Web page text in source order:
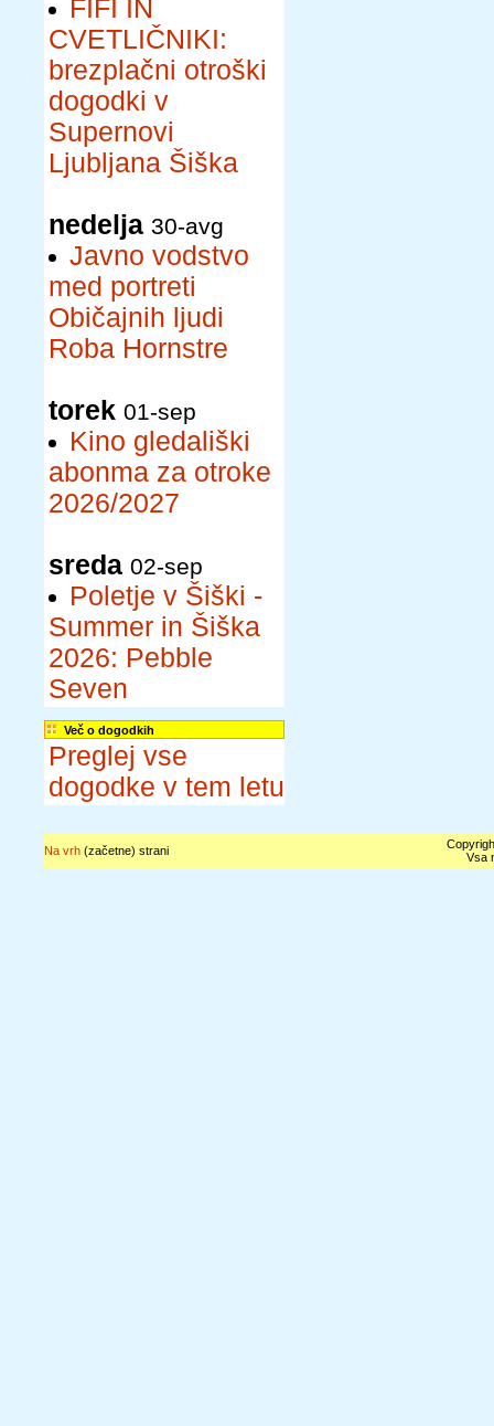
FIFI IN
CVETLIČNIKI:
brezplačni otroški
dogodki v
Supernovi
Ljubljana Šiška
nedelja 30-avg
Javno vodstvo
med portreti
Običajnih ljudi
Roba Hornstre
torek 01-sep
Kino gledališki
abonma za otroke
2026/2027
sreda 02-sep
Poletje v Šiški -
Summer in Šiška
2026: Pebble
Seven
Več o dogodkih
Preglej vse
dogodke v tem letu
Na vrh(začetne) strani
Vsa